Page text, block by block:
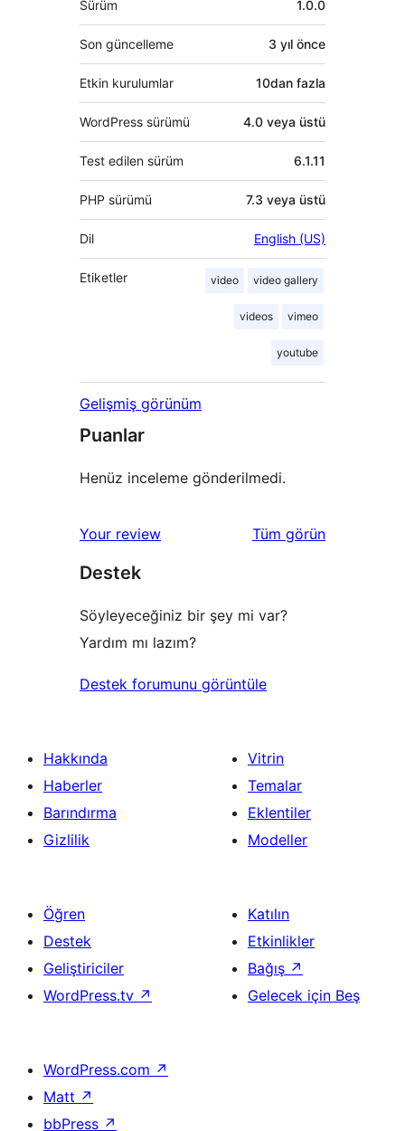
Sürüm 1.0.0
Son güncelleme 3 yıl önce
Etkin kurulumlar 10dan fazla
WordPress sürümü 4.0 veya üstü
Test edilen sürüm 6.1.11
PHP sürümü 7.3 veya üstü
Dil English (US)
Etiketler video video gallery
videos vimeo
youtube
Gelişmiş görünüm
Puanlar
Henüz inceleme gönderilmedi.
Your review Tüm değerlendirmeleri
görün
Destek
Söyleyeceğiniz bir şey mi var?
Yardım mı lazım?
Destek forumunu görüntüle
Hakkında
Haberler
Barındırma
Gizlilik
Vitrin
Temalar
Eklentiler
Modeller
Öğren
Destek
Geliştiriciler
WordPress.tv ↗
Katılın
Etkinlikler
Bağış ↗
Gelecek için Beş
WordPress.com ↗
Matt ↗
bbPress ↗